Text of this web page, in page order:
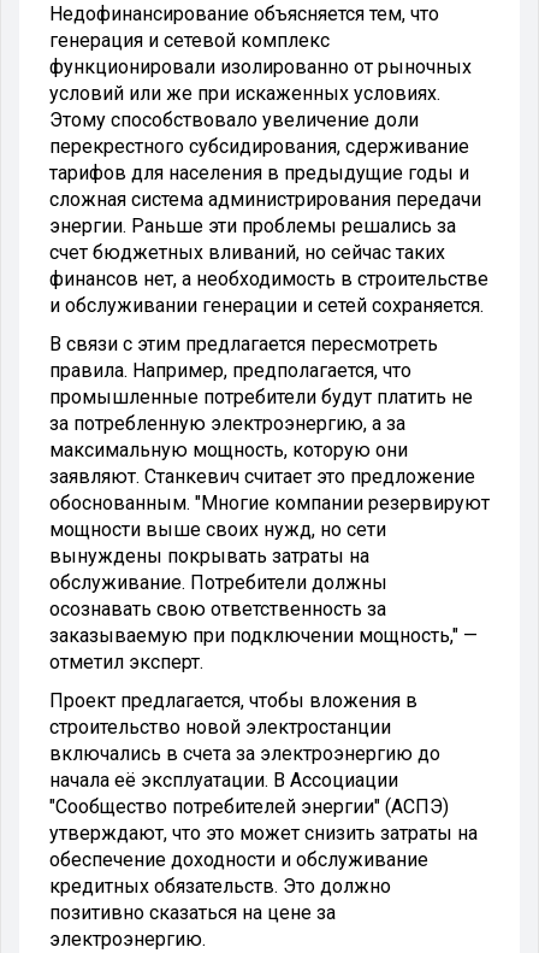
Недофинансирование объясняется тем, что
генерация и сетевой комплекс
функционировали изолированно от рыночных
условий или же при искаженных условиях.
Этому способствовало увеличение доли
перекрестного субсидирования, сдерживание
тарифов для населения в предыдущие годы и
сложная система администрирования передачи
энергии. Раньше эти проблемы решались за
счет бюджетных вливаний, но сейчас таких
финансов нет, а необходимость в строительстве
и обслуживании генерации и сетей сохраняется.
В связи с этим предлагается пересмотреть
правила. Например, предполагается, что
промышленные потребители будут платить не
за потребленную электроэнергию, а за
максимальную мощность, которую они
заявляют. Станкевич считает это предложение
обоснованным. "Многие компании резервируют
мощности выше своих нужд, но сети
вынуждены покрывать затраты на
обслуживание. Потребители должны
осознавать свою ответственность за
заказываемую при подключении мощность," —
отметил эксперт.
Проект предлагается, чтобы вложения в
строительство новой электростанции
включались в счета за электроэнергию до
начала её эксплуатации. В Ассоциации
"Сообщество потребителей энергии" (АСПЭ)
утверждают, что это может снизить затраты на
обеспечение доходности и обслуживание
кредитных обязательств. Это должно
позитивно сказаться на цене за
электроэнергию.